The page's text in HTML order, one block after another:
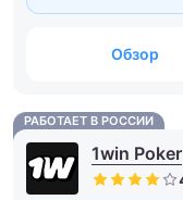
Обзор
РАБОТАЕТ В РОССИИ
1win Poker